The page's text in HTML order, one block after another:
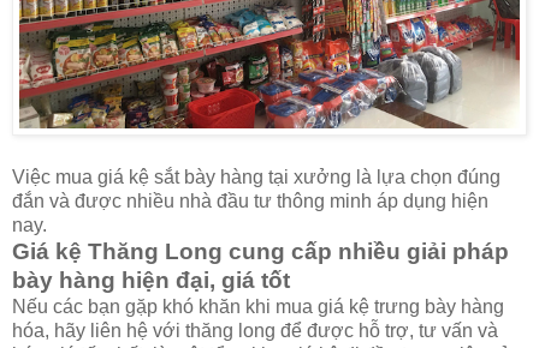
Việc mua giá kệ sắt bày hàng tại xưởng là lựa chọn đúng
đắn và được nhiều nhà đầu tư thông minh áp dụng hiện
nay.
Giá kệ Thăng Long cung cấp nhiều giải pháp
bày hàng hiện đại, giá tốt
Nếu các bạn gặp khó khăn khi mua giá kệ trưng bày hàng
hóa, hãy liên hệ với thăng long để được hỗ trợ, tư vấn và